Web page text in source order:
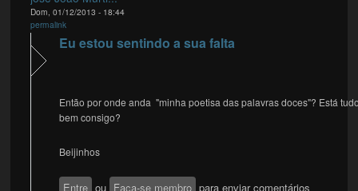
Dom, 01/12/2013 - 18:44
permalink
Eu estou sentindo a sua falta
Então por onde anda "minha poetisa das palavras doces"? Está
bem consigo?
Beijinhos
Entre ou Faça-se membro para enviar comentários